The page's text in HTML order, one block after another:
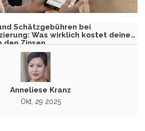
Schätzgebühren bei
Was wirklich kostet deine
den Zinsen
Anneliese Kranz
Okt, 29 2025